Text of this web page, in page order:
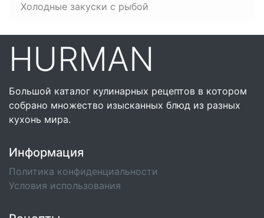
Холодные закуски с рыбой
HURMAN
Большой каталог кулинарных рецептов в котором
собрано множество изысканных блюд из разных
кухонь мира.
Информация
Политика конфиденциальности
Условия использования